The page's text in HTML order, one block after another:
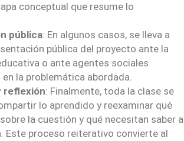
conceptual que resume lo
pública: En algunos casos, se lleva a
pública del proyecto ante la
o ante agentes sociales
la problemática abordada.
reflexión: Finalmente, toda la clase se
lo aprendido y reexaminar qué
la cuestión y qué necesitan saber a
Este proceso reiterativo convierte al